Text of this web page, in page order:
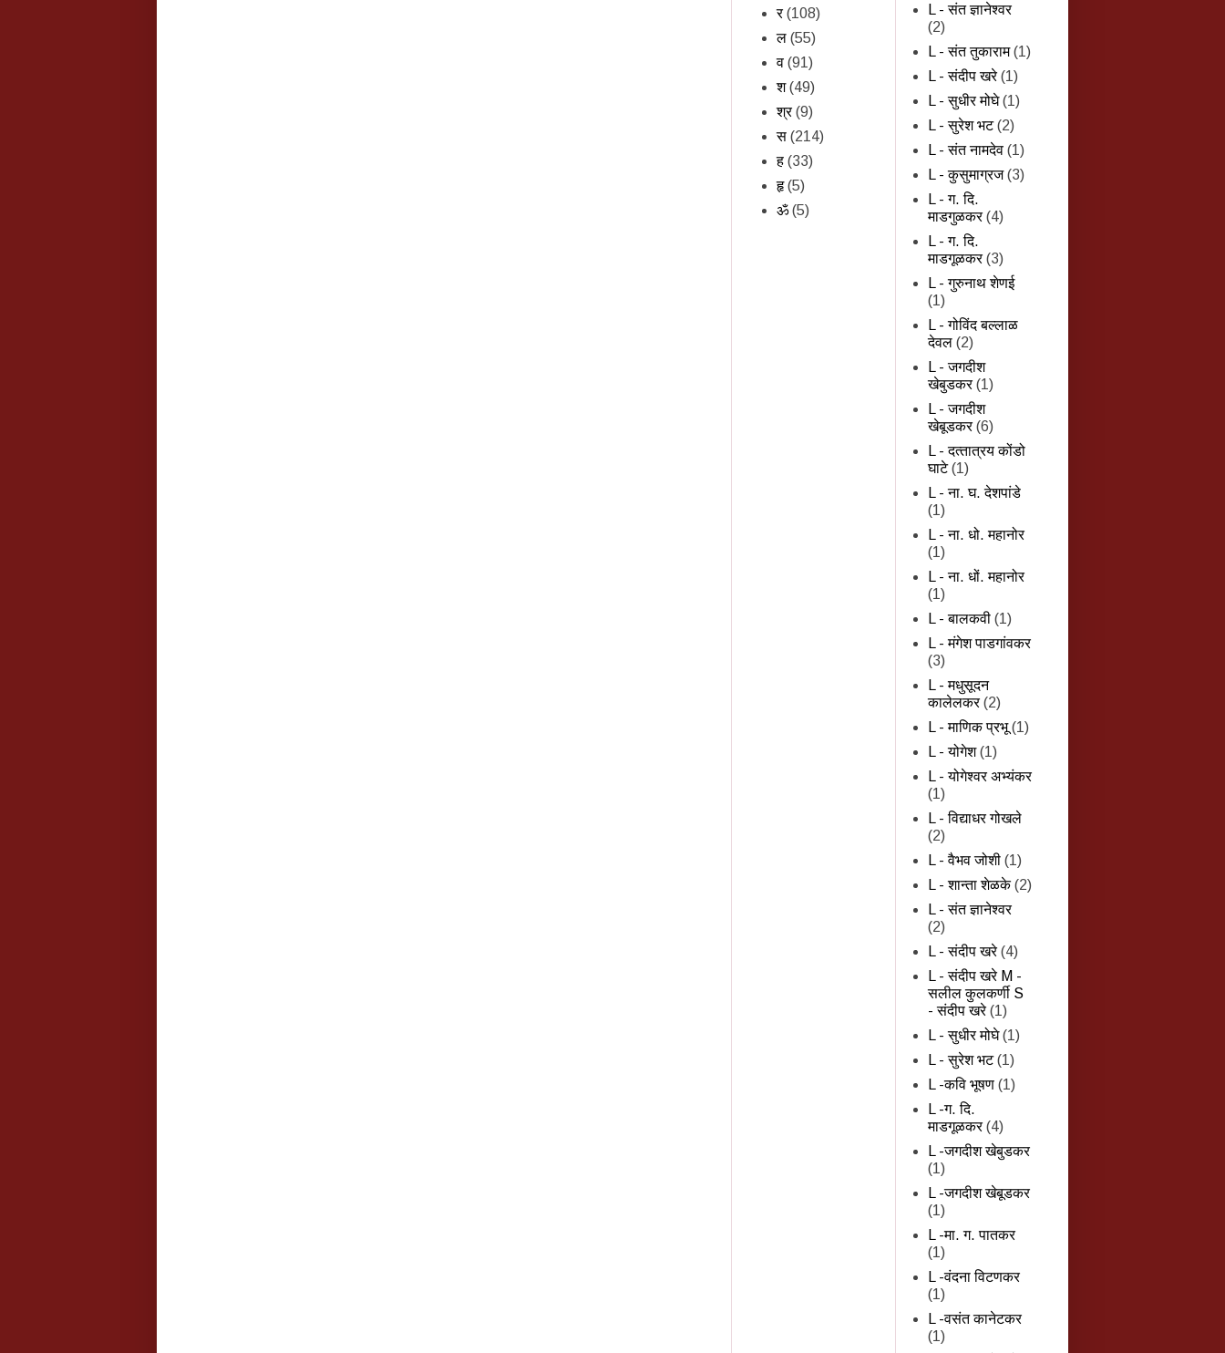
र (108)
ल (55)
व (91)
श (49)
श्र (9)
स (214)
ह (33)
हृ (5)
ॐ (5)
L - संत ज्ञानेश्वर
(2)
L - संत तुकाराम (1)
L - संदीप खरे (1)
L - सुधीर मोघे (1)
L - सुरेश भट (2)
L - संत नामदेव (1)
L - कुसुमाग्रज (3)
L - ग. दि.
माडगुळकर (4)
L - ग. दि.
माडगूळकर (3)
L - गुरुनाथ शेणई
(1)
L - गोविंद बल्लाळ
देवल (2)
L - जगदीश
खेबुडकर (1)
L - जगदीश
खेबूडकर (6)
L - दत्‍तात्रय कोंडो
घाटे (1)
L - ना. घ. देशपांडे
(1)
L - ना. धो. महानोर
(1)
L - ना. धों. महानोर
(1)
L - बालकवी (1)
L - मंगेश पाडगांवकर
(3)
L - मधुसूदन
कालेलकर (2)
L - माणिक प्रभू (1)
L - योगेश (1)
L - योगेश्वर अभ्यंकर
(1)
L - विद्याधर गोखले
(2)
L - वैभव जोशी (1)
L - शान्‍ता शेळके (2)
L - संत ज्ञानेश्वर
(2)
L - संदीप खरे (4)
L - संदीप खरे M -
सलील कुलकर्णी S
- संदीप खरे (1)
L - सुधीर मोघे (1)
L - सुरेश भट (1)
L -कवि भूषण (1)
L -ग. दि.
माडगूळकर (4)
L -जगदीश खेबुडकर
(1)
L -जगदीश खेबूडकर
(1)
L -मा. ग. पातकर
(1)
L -वंदना विटणकर
(1)
L -वसंत कानेटकर
(1)